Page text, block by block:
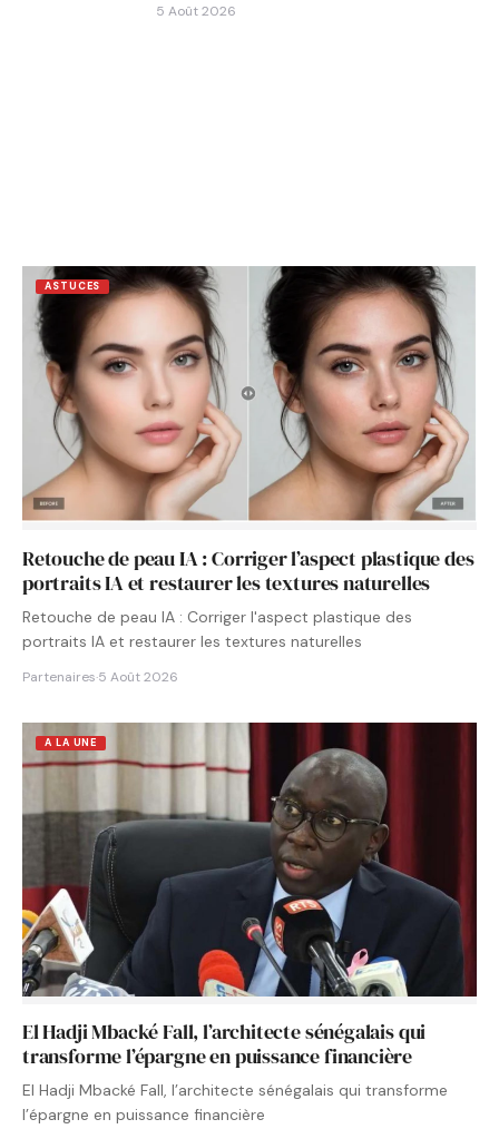
5 Août 2026
ASTUCES
Retouche de peau IA : Corriger l’aspect plastique des
portraits IA et restaurer les textures naturelles
Retouche de peau IA : Corriger l'aspect plastique des
portraits IA et restaurer les textures naturelles
Partenaires·5 Août 2026
A LA UNE
El Hadji Mbacké Fall, l’architecte sénégalais qui
transforme l’épargne en puissance financière
El Hadji Mbacké Fall, l’architecte sénégalais qui transforme
l’épargne en puissance financière